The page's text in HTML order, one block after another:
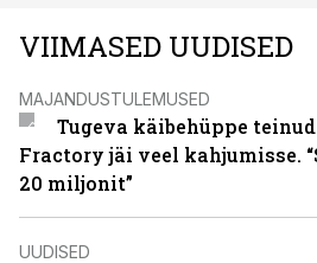
VIIMASED UUDISED
MAJANDUSTULEMUSED
Tugeva käibehüppe
Fractory jäi veel kahjumisse.
20 miljonit”
UUDISED